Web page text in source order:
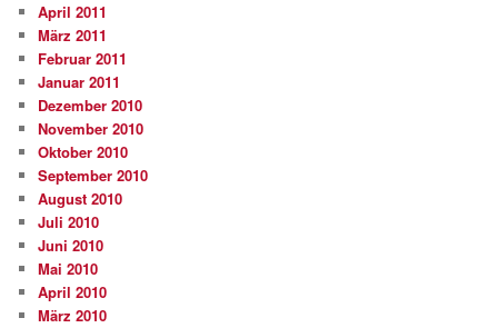
April 2011
März 2011
Februar 2011
Januar 2011
Dezember 2010
November 2010
Oktober 2010
September 2010
August 2010
Juli 2010
Juni 2010
Mai 2010
April 2010
März 2010